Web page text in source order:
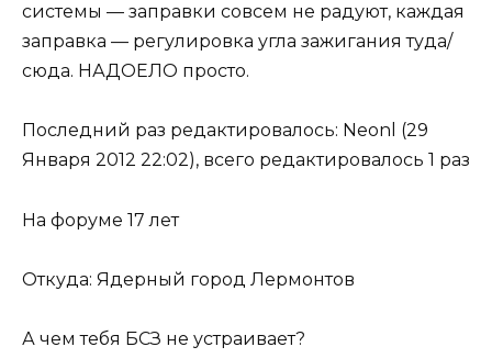
системы — заправки совсем не радуют, каждая
заправка — регулировка угла зажигания туда/
сюда. НАДОЕЛО просто.
Последний раз редактировалось: Neonl (29
Января 2012 22:02), всего редактировалось 1 раз
На форуме 17 лет
Откуда: Ядерный город Лермонтов
А чем тебя БСЗ не устраивает?